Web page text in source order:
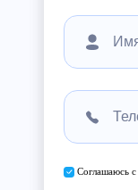
Соглашаюсь с